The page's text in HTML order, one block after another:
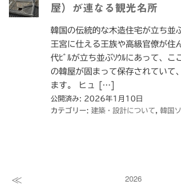
屋）が連なる観光名所
韓国の伝統的な木造住宅が立ち並
王宮に仕える王族や高級官僚が住
代ﾋﾞﾙが立ち並ぶｿｳﾙにあって、
の韓屋が固まって保存されていて
ます。 ヒュ […]
公開済み: 2026年1月10日
カテゴリー: 建築・設計について 韓国
≪ 2026